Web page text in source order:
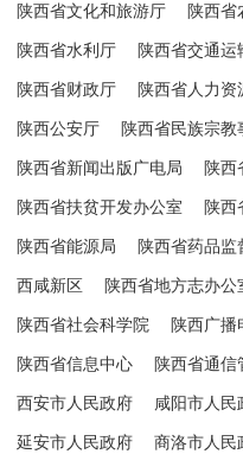
陕西省文化和旅游厅 陕西省
陕西省水利厅 陕西省交通运
陕西省财政厅 陕西省人力
陕西公安厅 陕西省民族宗教
陕西省新闻出版广电局 陕西
陕西省扶贫开发办公室 陕西
陕西省能源局 陕西省药品监
西咸新区 陕西省地方志办公
陕西省社会科学院 陕西广播
陕西省信息中心 陕西省通信
西安市人民政府 咸阳市人民
延安市人民政府 商洛市人民